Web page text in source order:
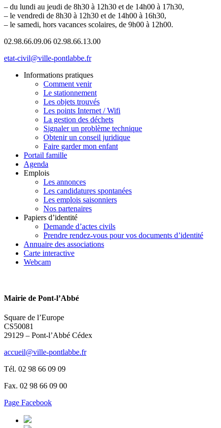
– du lundi au jeudi de 8h30 à 12h30 et de 14h00 à 17h30,
– le vendredi de 8h30 à 12h30 et de 14h00 à 16h30,
– le samedi, hors vacances scolaires, de 9h00 à 12h00.
02.98.66.09.06 02.98.66.13.00
etat-civil@ville-pontlabbe.fr
Informations pratiques
Comment venir
Le stationnement
Les objets trouvés
Les points Internet / Wifi
La gestion des déchets
Signaler un problème technique
Obtenir un conseil juridique
Faire garder mon enfant
Portail famille
Agenda
Emplois
Les annonces
Les candidatures spontanées
Les emplois saisonniers
Nos partenaires
Papiers d’identité
Demande d’actes civils
Prendre rendez-vous pour vos documents d’identité
Annuaire des associations
Carte interactive
Webcam
Mairie de Pont-l’Abbé
Square de l’Europe
CS50081
29129 – Pont-l’Abbé Cédex
accueil@ville-pontlabbe.fr
Tél. 02 98 66 09 09
Fax. 02 98 66 09 00
Page Facebook